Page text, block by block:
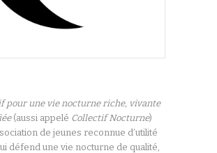
pour une vie nocturne riche, vivante
(aussi appelé Collectif Nocturne)
de jeunes reconnue d’utilité
défend une vie nocturne de qualité,